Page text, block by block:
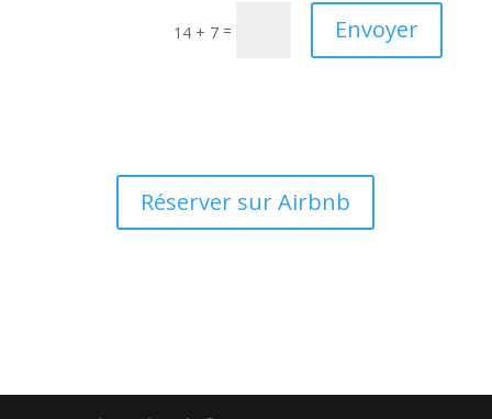
14 + 7 = Envoyer
Réserver sur Airbnb